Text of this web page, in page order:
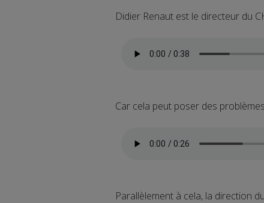
Didier Renaut est le directeur du
Car cela peut poser des
Parallèlement à cela, la direction